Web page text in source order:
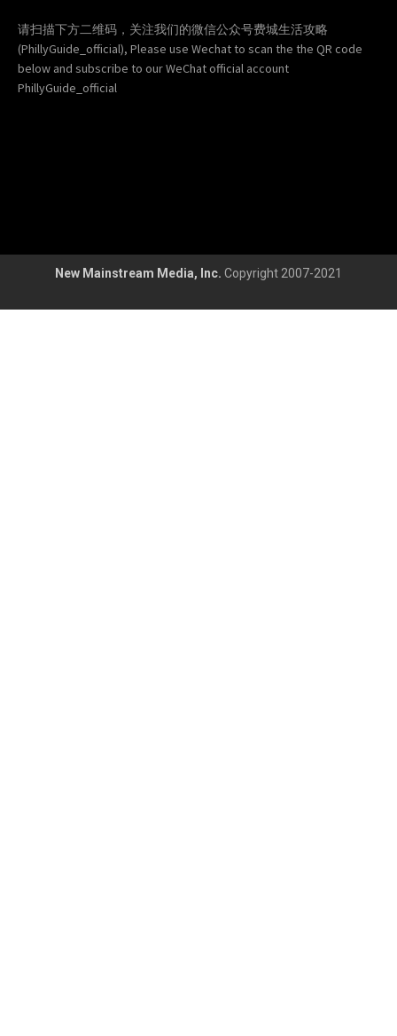
请扫描下方二维码，关注我们的微信公众号费城生活攻略
(PhillyGuide_official), Please use Wechat to scan the the QR code
below and subscribe to our WeChat official account
PhillyGuide_official
New Mainstream Media, Inc. Copyright 2007-2021